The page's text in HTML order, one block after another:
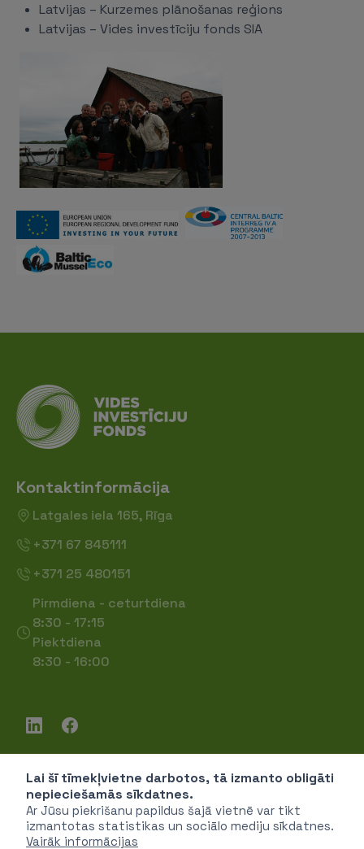
Lai šī tīmekļvietne darbotos, tā izmanto obligāti
nepieciešamās sīkdatnes.
Ar Jūsu piekrišanu papildus šajā vietnē var tikt
izmantotas statistikas un sociālo mediju sīkdatnes.
Vairāk informācijas
Latvijas – Kurzemes plānošanas reģions
Latvijas – Vides investīciju fonds SIA
Kontaktinformācija
Latgales iela 165, Rīga
+371 67 845111
+371 25 480151
Pirmdiena - ceturtdiena
8:30 - 17:15
Piektdiena
8:30 - 16:00
Piekļūstamība
Privātuma politika